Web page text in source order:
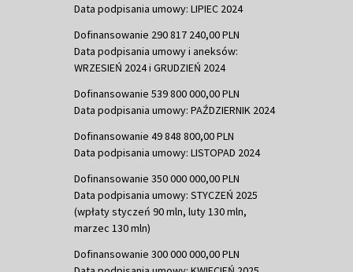
Data podpisania umowy: LIPIEC 2024
Dofinansowanie 290 817 240,00 PLN
Data podpisania umowy i aneksów:
WRZESIEŃ 2024 i GRUDZIEŃ 2024
Dofinansowanie 539 800 000,00 PLN
Data podpisania umowy: PAŹDZIERNIK 2024
Dofinansowanie 49 848 800,00 PLN
Data podpisania umowy: LISTOPAD 2024
Dofinansowanie 350 000 000,00 PLN
Data podpisania umowy: STYCZEŃ 2025
(wpłaty styczeń 90 mln, luty 130 mln,
marzec 130 mln)
Dofinansowanie 300 000 000,00 PLN